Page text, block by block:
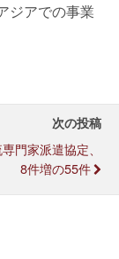
ジアでの事業
次の投稿
門家派遣協定、
8件増の55件